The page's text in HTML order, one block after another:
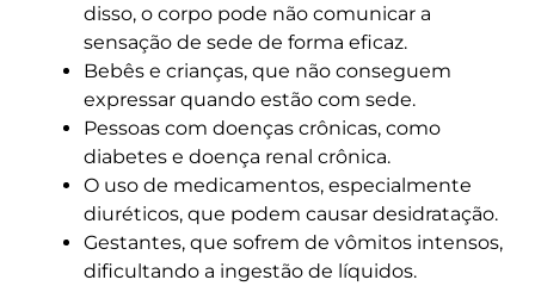
disso, o corpo pode não comunicar a
sensação de sede de forma eficaz.
Bebês e crianças, que não conseguem
expressar quando estão com sede.
Pessoas com doenças crônicas, como
diabetes e doença renal crônica.
O uso de medicamentos, especialmente
diuréticos, que podem causar desidratação.
Gestantes, que sofrem de vômitos intensos,
dificultando a ingestão de líquidos.